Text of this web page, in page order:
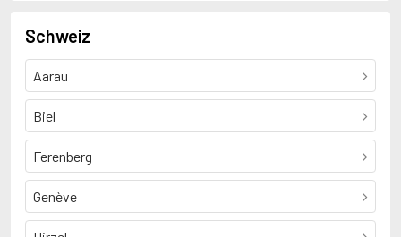
Rousseau, Jean-Jacques
Schweiz
Aarau
Biel
Ferenberg
Genève